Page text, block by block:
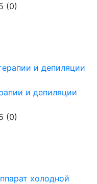
(0)
и депиляции
(0)
холодной